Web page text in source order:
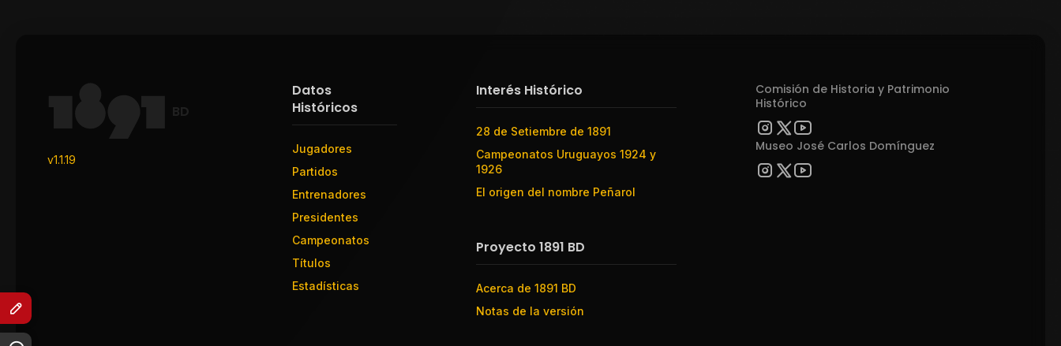
BD
v1.1.19
Datos
Históricos
Jugadores
Partidos
Entrenadores
Presidentes
Campeonatos
Títulos
Estadísticas
Interés Histórico
28 de Setiembre de 1891
Campeonatos Uruguayos 1924 y
1926
El origen del nombre Peñarol
Proyecto 1891 BD
Acerca de 1891 BD
Notas de la versión
Comisión de Historia y Patrimonio
Histórico
Museo José Carlos Domínguez